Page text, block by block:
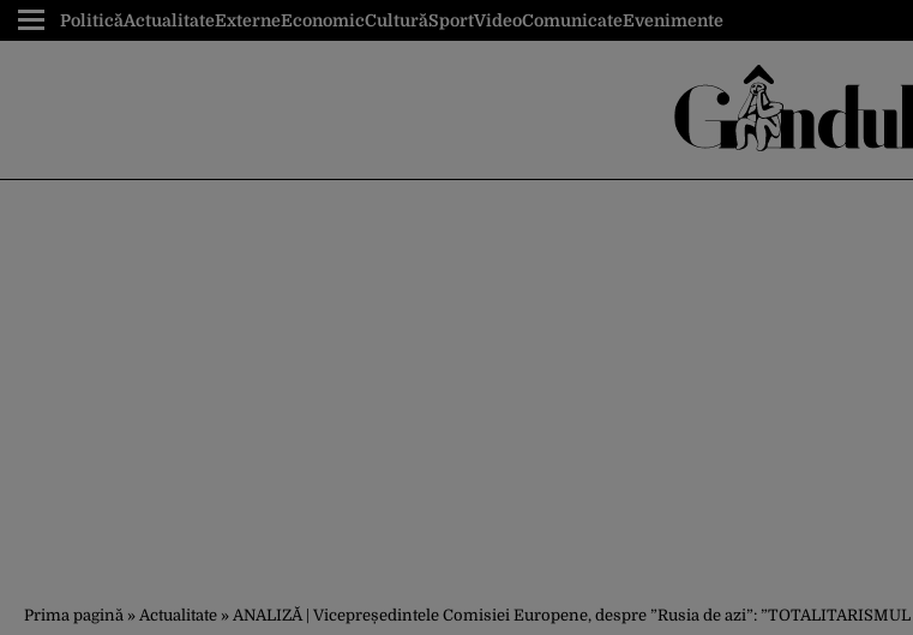
PoliticăActualitateExterneEconomicCulturăSportVideoComunicateEvenimente
Prima pagină » Actualitate » ANALIZĂ | Vicepreședintele Comisiei Europene, despre ”Rusia de azi”: ”TOTALITARISMUL a